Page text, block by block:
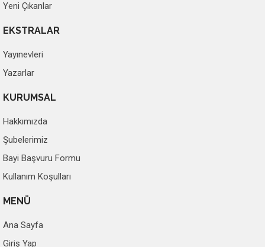
Yeni Çıkanlar
EKSTRALAR
Yayınevleri
Yazarlar
KURUMSAL
Hakkımızda
Şubelerimiz
Bayi Başvuru Formu
Kullanım Koşulları
MENÜ
Ana Sayfa
Giriş Yap